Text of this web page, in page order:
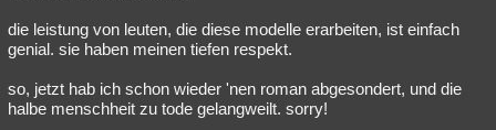
die leistung von leuten, die diese modelle erarbeiten, ist einfach
genial. sie haben meinen tiefen respekt.
so, jetzt hab ich schon wieder 'nen roman abgesondert, und die
halbe menschheit zu tode gelangweilt. sorry!